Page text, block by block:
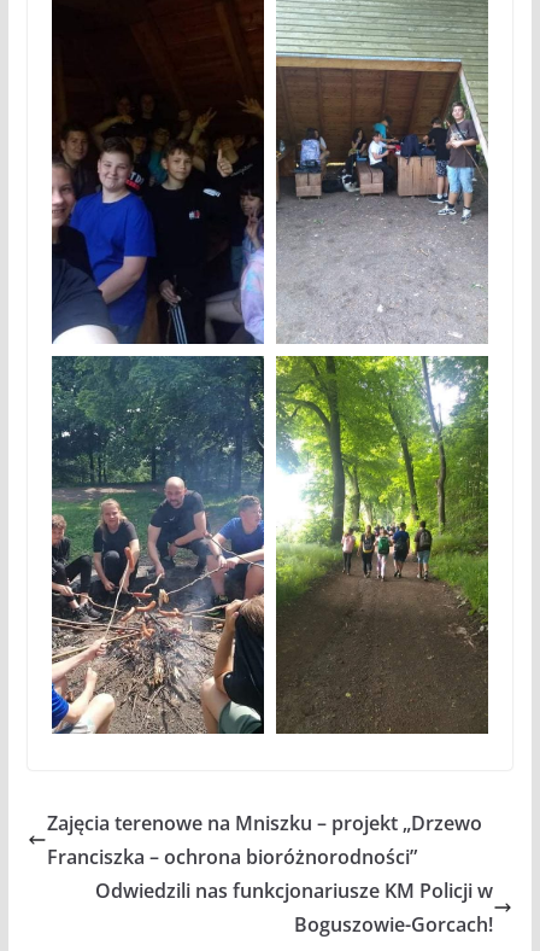
Zajęcia terenowe na Mniszku – projekt „Drzewo
Franciszka – ochrona bioróżnorodności”
Odwiedzili nas funkcjonariusze KM Policji w
Boguszowie-Gorcach!